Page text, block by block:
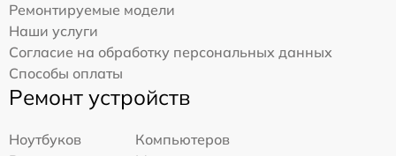
Ремонтируемые модели
Наши услуги
Согласие на обработку персональных данных
Способы оплаты
Ремонт устройств
Ноутбуков
Компьютеров